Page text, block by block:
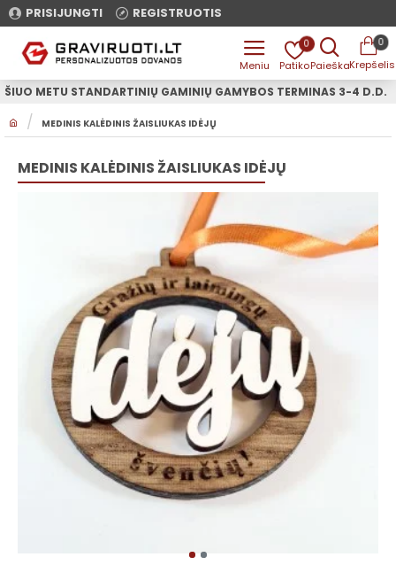
PRISIJUNGTI REGISTRUOTIS
0 0
O
E
MEDINIS KALĖDINIS ŽAISLIUKAS IDĖJŲ
ŠIUO METU STANDARTINIŲ GAMINIŲ GAMYBOS TERMINAS 3-4 D.D.
MEDINIS KALĖDINIS ŽAISLIUKAS IDĖJŲ